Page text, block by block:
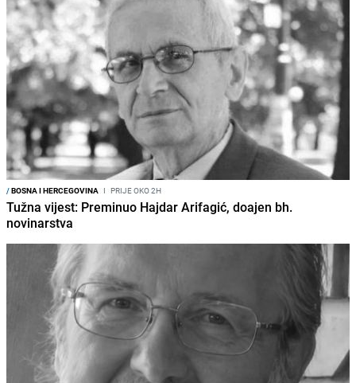
/BOSNA I HERCEGOVINA I PRIJE OKO 2H
Tužna vijest: Preminuo Hajdar Arifagić, doajen bh.
novinarstva